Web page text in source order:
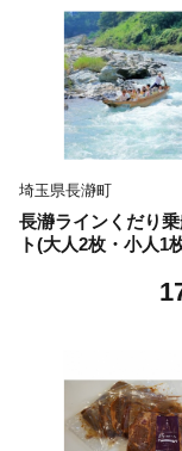
埼玉県長瀞町
長瀞ラインくだり
ト(大人2枚・小人1